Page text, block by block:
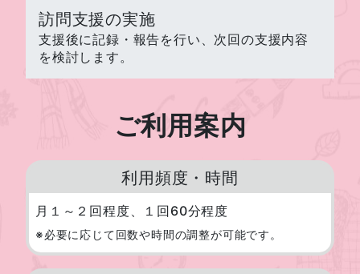
訪問支援の実施
支援後に記録・報告を行い、次回の支援内容
を検討します。
ご利用案内
利用頻度・時間
月１～２回程度、１回60分程度
※必要に応じて回数や時間の調整が可能です。